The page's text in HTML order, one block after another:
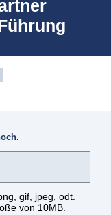
gif, jpeg, odt.
von 10MB.